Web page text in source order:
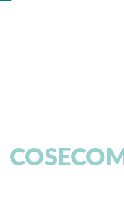
COSECOM